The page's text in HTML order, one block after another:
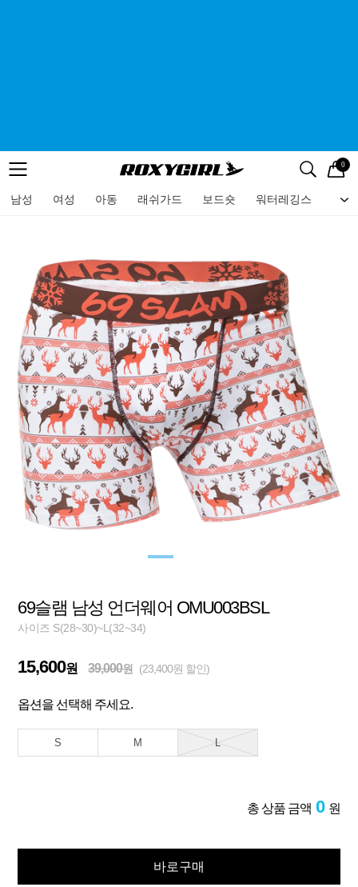
메뉴 검색
로고 0
남성 여성 아동 래쉬가드 보드숏 워터레깅스 비
메뉴
69슬램 남성 언더웨어 OMU003BSL
사이즈 S(28~30)~L(32~34)
15,600원 39,000원 (23,400원 할인)
옵션을 선택해 주세요.
S M L
총 상품 금액 0 원
바로구매